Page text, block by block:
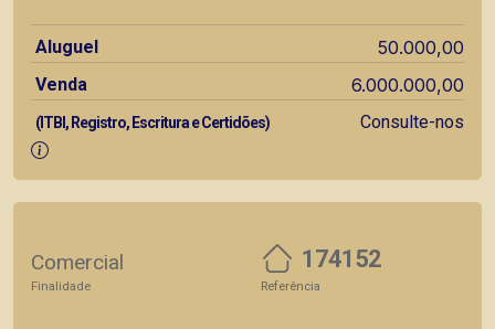
Aluguel 50.000,00
Venda 6.000.000,00
(ITBI, Registro, Escritura e Certidões) Consulte-nos
Comercial
Finalidade
174152
Referência